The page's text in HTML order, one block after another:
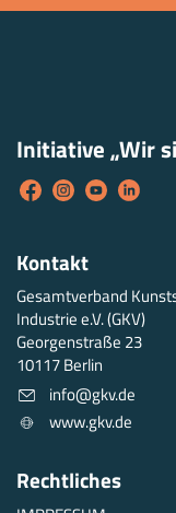
Kontakt
Gesamtverband
Industrie e.V. (GKV)
Georgenstraße 23
10117 Berlin
info@gkv.de
www.gkv.de
Initiative „Wir
Rechtliches